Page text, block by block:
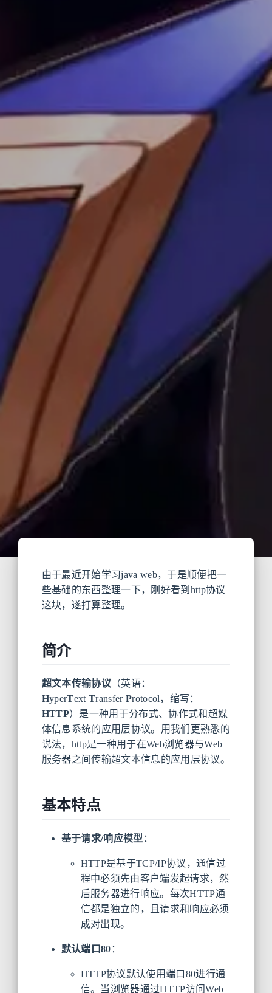
由于最近开始学习java web，于是顺便把一
些基础的东西整理一下，刚好看到http协议
这块，遂打算整理。
简介
超文本传输协议 （英语：
HyperTextTransfer Protocol，缩写：
HTTP）是一种用于分布式、协作式和超媒
体信息系统的应用层协议。用我们更熟悉的
说法，http是一种用于在Web浏览器与Web
服务器之间传输超文本信息的应用层协议。
基本特点
基于请求/响应模型 ：
HTTP是基于TCP/IP协议，通信过
程中必须先由客户端发起请求，然
后服务器进行响应。每次HTTP通
信都是独立的，且请求和响应必须
成对出现。
默认端口80 ：
HTTP协议默认使用端口80进行通
信。当浏览器通过HTTP访问Web